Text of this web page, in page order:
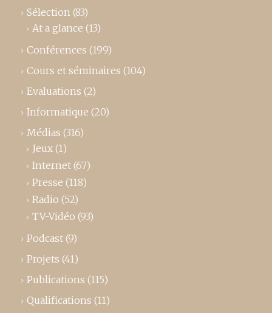
Sélection (83)
At a glance (13)
Conférences (199)
Cours et séminaires (104)
Evaluations (2)
Informatique (20)
Médias (316)
Jeux (1)
Internet (67)
Presse (118)
Radio (52)
TV-Vidéo (93)
Podcast (9)
Projets (41)
Publications (115)
Qualifications (11)